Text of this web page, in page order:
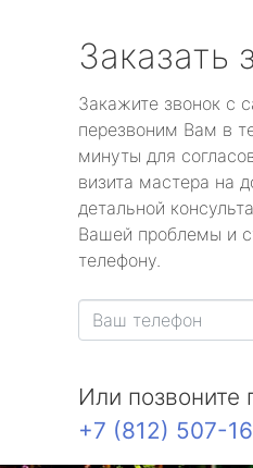
Заказать
Закажите звонок с
перезвоним Вам в
минуты для
визита мастера на
детальной
Вашей проблемы и
телефону.
Или позвоните
+7 (812) 507-